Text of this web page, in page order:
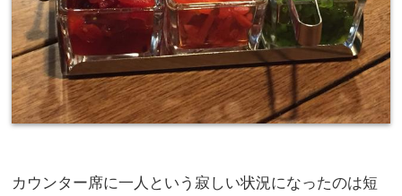
カウンター席に一人という寂しい状況になったのは短